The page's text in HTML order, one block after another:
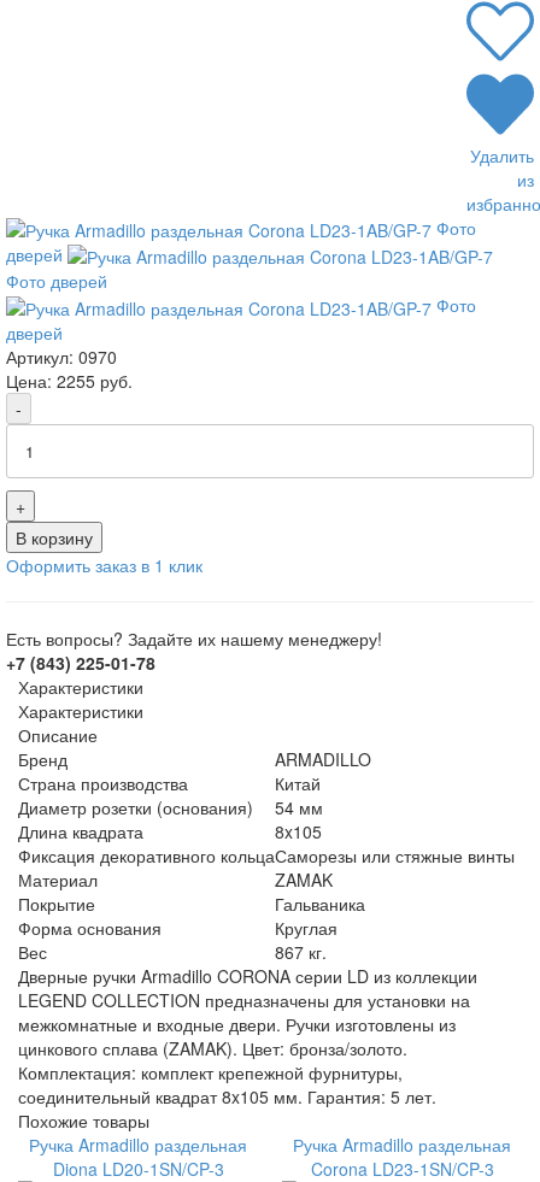
Удалить
из
Фото
дверей
Фото дверей
Фото
дверей
Артикул: 0970
Цена: 2255 руб.
-
+
В корзину
Оформить заказ в 1 клик
Есть вопросы? Задайте их нашему менеджеру!
+7 (843) 225-01-78
Характеристики
Характеристики
Описание
Бренд
ARMADILLO
Страна производства
Китай
Диаметр розетки (основания)
54 мм
Длина квадрата
8x105
Фиксация декоративного кольцаСаморезы или стяжные винты
Материал
ZAMAK
Покрытие
Гальваника
Форма основания
Круглая
Вес
867 кг.
Дверные ручки Armadillo CORONA серии LD из коллекции
LEGEND COLLECTION предназначены для установки на
межкомнатные и входные двери. Ручки изготовлены из
цинкового сплава (ZAMAK). Цвет: бронза/золото.
Комплектация: комплект крепежной фурнитуры,
соединительный квадрат 8x105 мм. Гарантия: 5 лет.
Похожие товары
Ручка Armadillo раздельная
Diona LD20-1SN/CP-3
Ручка Armadillo раздельная
Corona LD23-1SN/CP-3